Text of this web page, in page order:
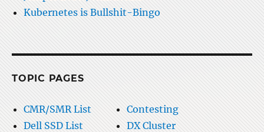
Kubernetes is Bullshit-Bingo
TOPIC PAGES
CMR/SMR List
Contesting
Dell SSD List
DX Cluster